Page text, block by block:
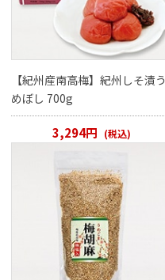
【紀州産南高梅】紀州しそ漬う
めぼし 700g
3,294円 (税込)